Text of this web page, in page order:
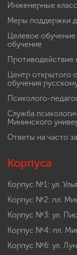
Инженерные
Меры поддержки
Целевое
обучение
Противодействие
Центр открытого
обучения
Психолого-
Служба
Мининского
Ответы на часто
Корпуса
Корпус №1: ул.
Корпус №2: пл.
Корпус №3: ул.
Корпус №4: пл.
Корпус №6: ул.